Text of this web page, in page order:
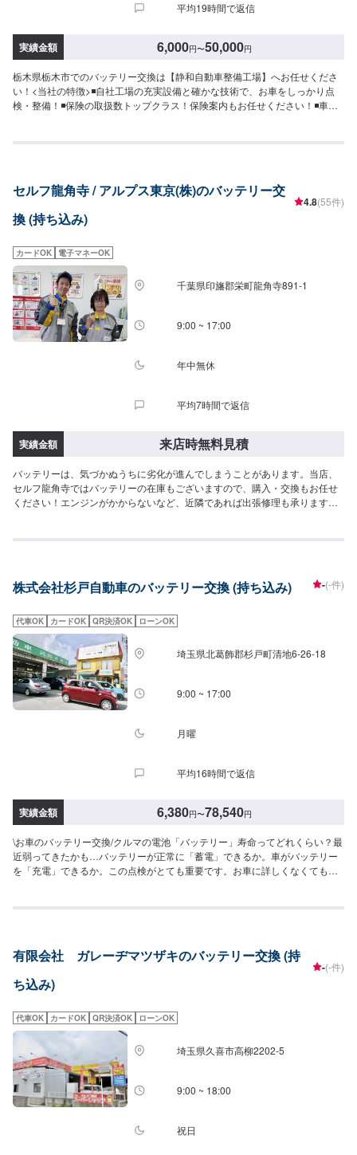
平均19時間で返信
実績金額 6,000円〜50,000円
栃木県栃木市でのバッテリー交換は【静和自動車整備工場】へお任せくださ
い！<当社の特徴>◾自社工場の充実設備と確かな技術で、お車をしっかり点
検・整備！◾保険の取扱数トップクラス！保険案内もお任せください！◾車の
時間があまり取れない…などのご相談もお気軽にどうぞ！【1】オファーにて
す。納期は前後する場合がございます。予めご了承ください。-----代車につい
て-----代車をご用意しています。お車の作業中は代車をご利用ください。※代
車の燃料代はお客様にご負担いただいております。-----ご来店時の注意、受付
空いているスペースに駐車してください。受付はスタッフへ「メンテモで予
約しました」とお伝えください。ご案内いたします。【定休日・営業時間】
定休日：日曜日、祝日営業時間：8:30~17:30
セルフ龍角寺 / アルプス東京(株)のバッテリー交
換 (持ち込み)
4.8(55件)
カードOK 電子マネーOK
千葉県印旛郡栄町龍角寺891-1
9:00 ~ 17:00
年中無休
平均7時間で返信
実績金額 来店時無料見積
バッテリーは、気づかぬうちに劣化が進んでしまうことがあります。当店、
セルフ龍角寺ではバッテリーの在庫もございますので、購入・交換もお任せ
ください！エンジンがかからないなど、近隣であれば出張修理も承ります。
株式会社杉戸自動車のバッテリー交換 (持ち込み) -(-件)
代車OK カードOK QR決済OK ローンOK
埼玉県北葛飾郡杉戸町清地6-26-18
9:00 ~ 17:00
月曜
平均16時間で返信
実績金額 6,380円〜78,540円
\お車のバッテリー交換/クルマの電池「バッテリー」寿命ってどれくらい？最
近弱ってきたかも…バッテリーが正常に「蓄電」できるか。車がバッテリー
を「充電」できるか。この点検がとても重要です。お車に詳しくなくても当
ッテリー交換販売】●タント･ワゴンR･ヴィッツ・フィット・カローラ・レガ
ど：33,000円前後●ベンツC･BMW3･VWゴルフなど：36,300円前後●ベンツ
E･BMW5/6･VWパサートなど：39,600円前後●ベンツS･BMW7･Audi7/8な
ど：42,900円前後●ベンツG･BMWX･VWトゥアレグなど：46,200円前後※後
3,300円前後●ベンツA/B･BMW1･VWポロなど：6,600円前後●ベンツC･
BMW3･VWゴルフなど：7,260円前後●ベンツE･BMW5/6･VWパサートなど：
7,920円前後●ベンツS･BMW7･Audi7/8など：8,580円前後●ベンツG･BMWX･
VWトゥアレグなど：9,240円前後診断・液補充はサービスとなります。【廃
棄バッテリー処理】330円〜出張引取サービスはありません。車種により金
額が前後する場合もございます。他店購入車の対応も、輸入車の対応も、ク
ルマの購入もいろいろ、説明力も対応力も！1969年に創業して以来、50年以
元の皆様の支えでここまで1歩ずつ成長をさせて頂きました。これからもお客
有限会社 ガレーヂマツザキのバッテリー交換 (持
ち込み)
-(-件)
代車OK カードOK QR決済OK ローンOK
埼玉県久喜市高柳2202-5
9:00 ~ 18:00
祝日